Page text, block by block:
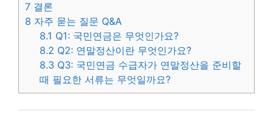
7 결론
8 자주 묻는 질문 Q&A
8.1 Q1: 국민연금은 무엇인가요?
8.2 Q2: 연말정산이란 무엇인가요?
8.3 Q3: 국민연금 수급자가 연말정산을 준비할
때 필요한 서류는 무엇일까요?